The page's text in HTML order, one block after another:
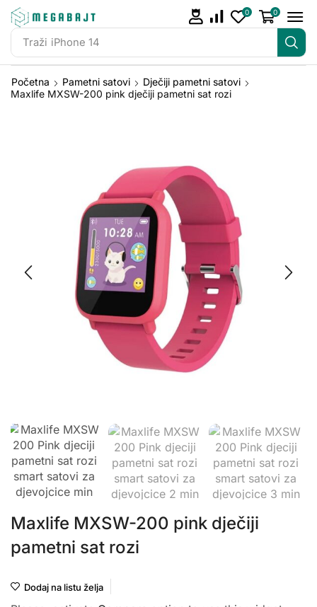
Traži iPhone 14
0 0
Početna Pametni satovi
Dječiji pametni satovi
Maxlife MXSW-200 pink dječiji pametni sat rozi
Maxlife MXSW-200 pink dječiji
pametni sat rozi
Dodaj na listu želja